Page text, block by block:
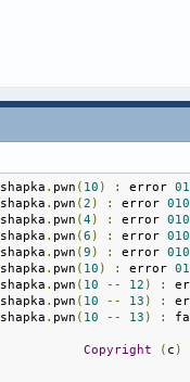
shapka . pwn ( 10 ) : error
shapka . pwn (2 ) : error 010
shapka . pwn (4) : error 010
shapka . pwn (6 ) : error 010
shapka . pwn (9 ) : error 010
shapka . pwn ( 10 ) : error
shapka . pwn ( 10 -- 12 ) :
shapka . pwn ( 10 -- 13 ) :
shapka . pwn ( 10 -- 13 ) :
Copyright ( c )